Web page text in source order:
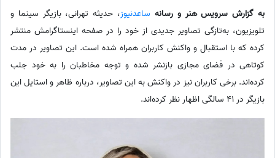
به گزارش سرویس هنر و رسانه ساعدنیوز، حدیثه تهرانی، بازیگر سینما و
تلویزیون، به‌تازگی تصاویر جدیدی از خود را در صفحه اینستاگرامش منتشر
کرده که با استقبال و واکنش کاربران همراه شده است. این تصاویر در مدت
کوتاهی در فضای مجازی بازنشر شده و توجه مخاطبان را به خود جلب
کرده‌اند. برخی کاربران نیز در واکنش به این تصاویر، درباره ظاهر و استایل این
بازیگر در 41 سالگی اظهار نظر کرده‌اند.